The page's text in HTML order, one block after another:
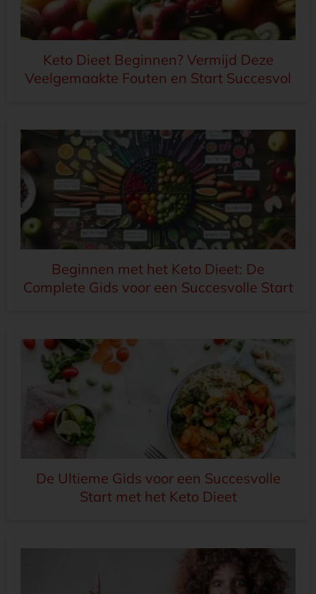
Keto Dieet Beginnen? Vermijd Deze
Veelgemaakte Fouten en Start Succesvol
Beginnen met het Keto Dieet: De
Complete Gids voor een Succesvolle Start
De Ultieme Gids voor een Succesvolle
Start met het Keto Dieet